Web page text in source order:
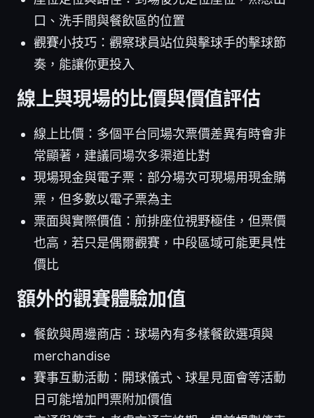
口、洗手間與餐飲區的位置
觀賽小技巧：觀察球員站位與擊球手的擊球節
奏，能讓你更投入
線上與現場的比價與價值評估
線上比價：多個平台同場次票價差異有時會非
常顯著，建議同場次多渠道比對
現場現金與電子票：部分場次可現場用現金購
票，但多數以電子票為主
票面與實際價值：前排座位視野極佳，但票價
也高，若只是偶爾觀賽，中段區域可能更具性
價比
額外的觀賽體驗加值
餐飲與周邊商店：球場內有多樣餐飲選項與
merchandise
賽事互動活動：開球儀式、球星見面會等活動
日可能增加門票附加價值